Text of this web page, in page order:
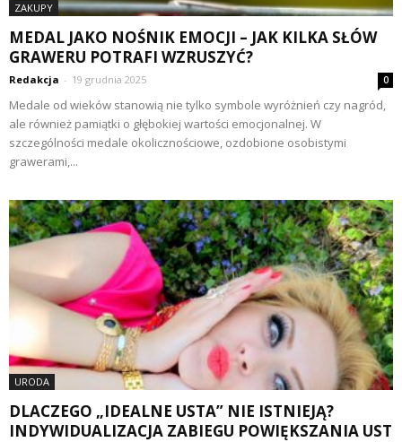
ZAKUPY
MEDAL JAKO NOŚNIK EMOCJI – JAK KILKA SŁÓW
GRAWERU POTRAFI WZRUSZYĆ?
Redakcja - 19 grudnia 2025 0
Medale od wieków stanowią nie tylko symbole wyróżnień czy nagród,
ale również pamiątki o głębokiej wartości emocjonalnej. W
szczególności medale okolicznościowe, ozdobione osobistymi
grawerami,...
URODA
DLACZEGO „IDEALNE USTA” NIE ISTNIEJĄ?
INDYWIDUALIZACJA ZABIEGU POWIĘKSZANIA UST